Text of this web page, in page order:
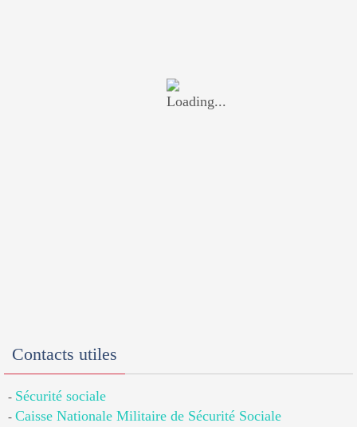
Contacts utiles
- Sécurité sociale
- Caisse Nationale Militaire de Sécurité Sociale